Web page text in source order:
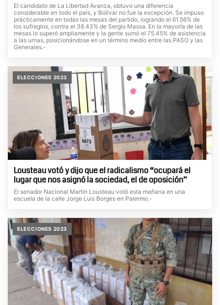
El candidato de La Libertad Avanza, obtuvo una diferencia
considerable en todo el país, y Bolívar no fue la excepción. Se impuso
prácticamente en todas las mesas del partido, logrando el 61.56% de
los sufragios, contra el 38.43% de Sergio Massa. En la mayoría de las
mesas lo superó ampliamente y la gente sumó el 75.45% de asistencia
a las urnas, posicionándose en un término medio entre las PASO y las
Generales.-
ELECCIONES 2023
Lousteau votó y dijo que el radicalismo “ocupará el
lugar que nos asignó la sociedad, el de oposición”
El senador Nacional Martín Lousteau votó esta mañana en una
escuela de la calle Jorge Luis Borges en Palermo.-
ELECCIONES 2023